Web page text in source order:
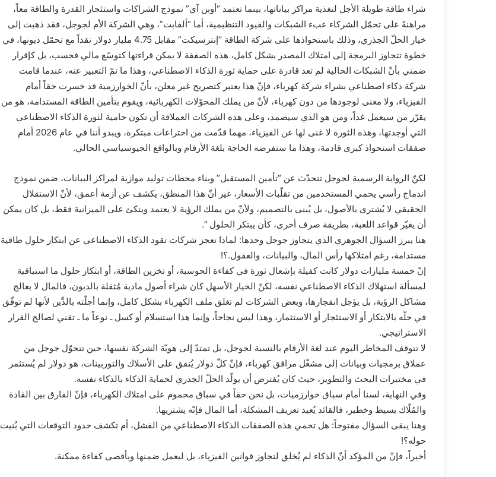
شراء طاقة طويلة الأجل لتغذية مراكز بياناتها، بينما تعتمد “أوبن آي” نموذج الشراكات واستئجار القدرة والطاقة معاً،
مراهنةً على تحمّل الشركاء عبء الشبكات والقيود التنظيمية، أما “ألفابت”، وهي الشركة الأم لجوجل، فقد ذهبت إلى
خيار الحلّ الجذري، وذلك باستحواذها على شركة الطاقة “إنترسيكت” مقابل 4.75 مليار دولار نقداً مع تحمّل ديونها، في
خطوة تتجاوز البرمجة إلى امتلاك المصدر بشكل كامل، هذه الصفقة لا يمكن قراءتها كتوسّع مالي فحسب، بل كإقرار
ضمني بأنّ الشبكات الحالية لم تعد قادرة على حماية ثورة الذكاء الاصطناعي، وهذا ما تمّ التعبير عنه، عندما قامت
شركة ذكاء اصطناعي بشراء شركة كهرباء، فإنّ هذا يعتبر كتصريح غير معلن، بأنّ الخوارزمية قد خسرت حقاً أمام
الفيزياء، ولا معنى لوجودها من دون كهرباء، لأنّ من يملك المحوّلات الكهربائية، ويقوم بتأمين الطاقة المستدامة، هو من
يقرّر من سيعمل غداً، ومن هو الذي سيصمد، وعلى هذه الشركات العملاقة أن تكون حامية لثورة الذكاء الاصطناعي
التي أوجدتها، وهذه الثورة لا غنى لها عن الفيزياء، مهما قدّمت من اختراعات مبتكرة، ويبدو أننا في عام 2026 أمام
صفقات استحواذ كبرى قادمة، وهذا ما ستفرضه الحاجة بلغة الأرقام وبالواقع الجيوسياسي الحالي.
لكنّ الرواية الرسمية لجوجل تتحدّث عن “تأمين المستقبل” وبناء محطات توليد موازية لمراكز البيانات، ضمن نموذج
اندماج رأسي يحمي المستخدمين من تقلّبات الأسعار، غير أنّ هذا المنطق، يكشف عن أزمة أعمق، لأنّ الاستقلال
الحقيقي لا يُشترى بالأصول، بل يُبنى بالتصميم، ولأنّ من يملك الرؤية لا يعتمد ويتكئ على الميزانية فقط، بل كان يمكن
أن يغيّر قواعد اللعبة، بطريقة صرف أخرى، كأن يبتكر الحلول “.
هنا يبرز السؤال الجوهري الذي يتجاوز جوجل وحدها: لماذا تعجز شركات تقود الذكاء الاصطناعي عن ابتكار حلول طاقية
مستدامة، رغم امتلاكها رأس المال، والبيانات، والعقول.؟!
إنّ خمسة مليارات دولار كانت كفيلة بإشعال ثورة في كفاءة الحوسبة، أو تخزين الطاقة، أو ابتكار حلول ما استباقية
لمسألة استهلاك الذكاء الاصطناعي نفسه، لكنّ الخيار الأسهل كان شراء أصول مادية مُثقلة بالديون، فالمال لا يعالج
مشاكل الرؤية، بل يؤجل انفجارها، وبعض الشركات لم تغلق ملف الكهرباء بشكل كامل، وإنما أجلّته بالدَّين لأنها لم توفّق
في حلّه بالابتكار أو الاستئجار أو الاستثمار، وهذا ليس نجاحاً، وإنما هذا استسلام أو كسل ـ نوعاً ما ـ تقني لصالح القرار
الاستراتيجي.
لا تتوقف المخاطر اليوم عند لغة الأرقام بالنسبة لجوجل، بل تمتدّ إلى هويّة الشركة نفسها، حين تتحوّل جوجل من
عملاق برمجيات وبيانات إلى مشغّل مرافق كهرباء، فإنّ كلّ دولار يُنفق على الأسلاك والتوربينات، هو دولار لم يُستثمر
في مختبرات البحث والتطوير، حيث كان يُفترض أن يولّد الحلّ الجذري لحماية الذكاء بالذكاء نفسه.
وفي النهاية، لسنا أمام سباق خوارزميات، بل نحن حقاً في سباق محموم على امتلاك الكهرباء، فإنّ الفارق بين القادة
والمُلّاك بسيط وخطير، فالقائد يُعيد تعريف المشكلة، أما المال فإنّه يشتريها.
وهنا يبقى السؤال مفتوحاً: هل تحمي هذه الصفقات الذكاء الاصطناعي من الفشل، أم تكشف حدود التوقعات التي بُنيت
حوله؟!
أخيراً، فإنّ من المؤكد أنّ الذكاء لم يُخلق لتجاوز قوانين الفيزياء، بل ليعمل ضمنها وبأقصى كفاءة ممكنة.